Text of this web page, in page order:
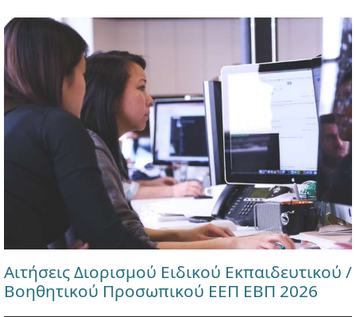
Αιτήσεις Διορισμού Ειδικού Εκπαιδευτικού /
Βοηθητικού Προσωπικού ΕΕΠ ΕΒΠ 2026